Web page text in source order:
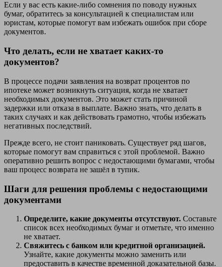
Если у вас есть какие-либо сомнения по поводу нужных
бумаг, обратитесь за консультацией к специалистам или
юристам, которые помогут вам избежать ошибок при сборе
документов.
Что делать, если не хватает каких-то
документов?
В процессе подачи заявления на возврат процентов по
ипотеке может возникнуть ситуация, когда не хватает
необходимых документов. Это может стать причиной
задержки или отказа в выплате. Важно знать, что делать в
таких случаях и как действовать грамотно, чтобы избежать
негативных последствий.
Прежде всего, не стоит паниковать. Существует ряд шагов,
которые помогут вам справиться с этой проблемой. Важно
оперативно решить вопрос с недостающими бумагами, чтобы
ваш процесс возврата не зашёл в тупик.
Шаги для решения проблемы с недостающими
документами
Определите, какие документы отсутствуют. Составьте
список всех необходимых бумаг и отметьте, что именно
не хватает.
Свяжитесь с банком или кредитной организацией.
Узнайте, какие документы можно заменить или
предоставить в качестве временной доказательной базы.